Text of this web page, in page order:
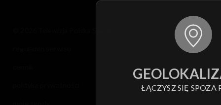
ŁĄCZYSZ SIĘ SPOZA